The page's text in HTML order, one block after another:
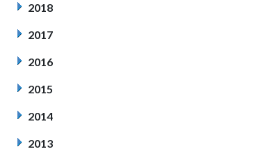
2018
2017
2016
2015
2014
2013